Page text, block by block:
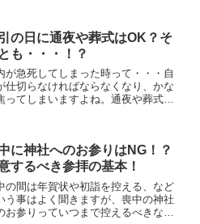
の日に通夜や葬式はOK？そ
も・・・！？
が急死してしまった時って・・・自
仕切らなければならなくなり、かな
ってしまいますよね。通夜や葬式の
といけません。今回は...
に神社へのお参りはNG！？
するべき参拝の基本！
の間は年賀状や初詣を控える、など
う事はよく聞きますが、喪中の神社
お参りっていつまで控えるべきなの